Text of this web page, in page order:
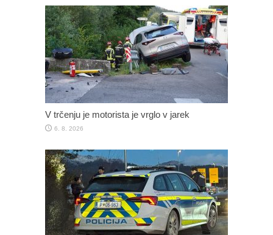
V trčenju je motorista je vrglo v jarek
6. 8. 2026